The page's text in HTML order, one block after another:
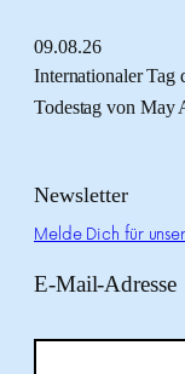
09.08.26
Internationaler Tag
Todestag von May
Newsletter
Melde Dich für
E-Mail-Adresse